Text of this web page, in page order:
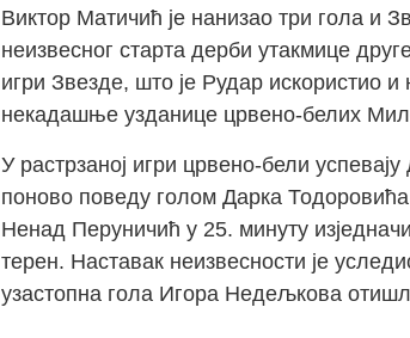
Виктор Матичић је нанизао три гола и
неизвесног старта дерби утакмице
игри Звезде, што је Рудар искористио
некадашње узданице црвено-белих
У растрзаној игри црвено-бели
поново поведу голом Дарка
Ненад Перуничић у 25. минуту
терен. Наставак неизвесности је
узастопна гола Игора Недељкова